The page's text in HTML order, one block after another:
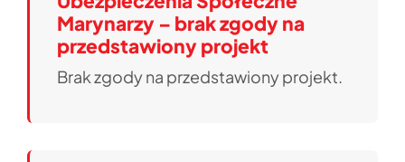
Marynarzy – brak zgody na
przedstawiony projekt
Brak zgody na przedstawiony projekt.